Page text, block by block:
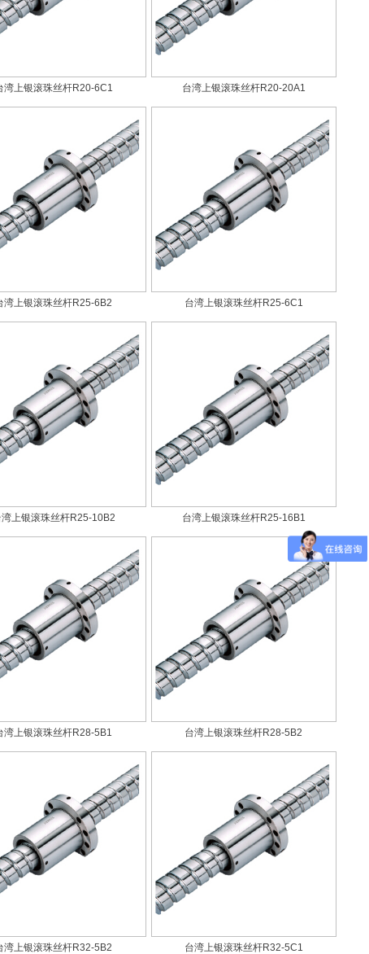
湾上银滚珠丝杆R20-6C1 台湾上银滚珠丝杆R20-20A1
湾上银滚珠丝杆R25-6B2 台湾上银滚珠丝杆R25-6C1
湾上银滚珠丝杆R25-10B2 台湾上银滚珠丝杆R25-16B1
湾上银滚珠丝杆R28-5B1 台湾上银滚珠丝杆R28-5B2
湾上银滚珠丝杆R32-5B2 台湾上银滚珠丝杆R32-5C1